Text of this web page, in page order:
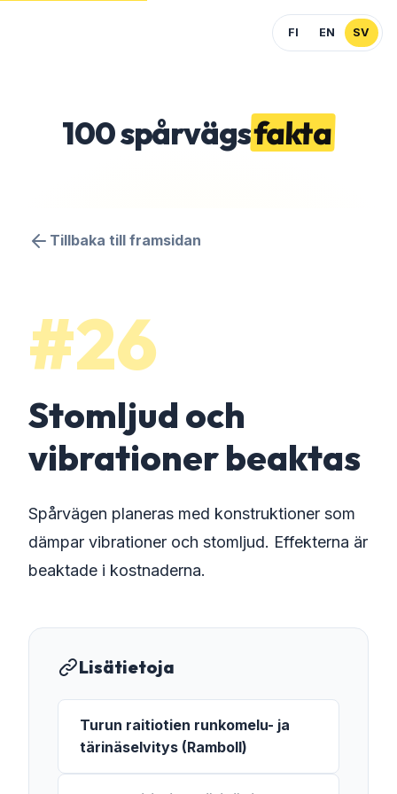
FI EN SV
100spårvägsfakta
Tillbaka till framsidan
#26
Stomljud och
vibrationer beaktas
Spårvägen planeras med konstruktioner som
dämpar vibrationer och stomljud. Effekterna är
beaktade i kostnaderna.
Lisätietoja
Turun raitiotien runkomelu- ja
tärinäselvitys (Ramboll)